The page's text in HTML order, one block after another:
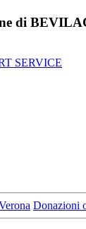
di
SERVICE
Donazioni